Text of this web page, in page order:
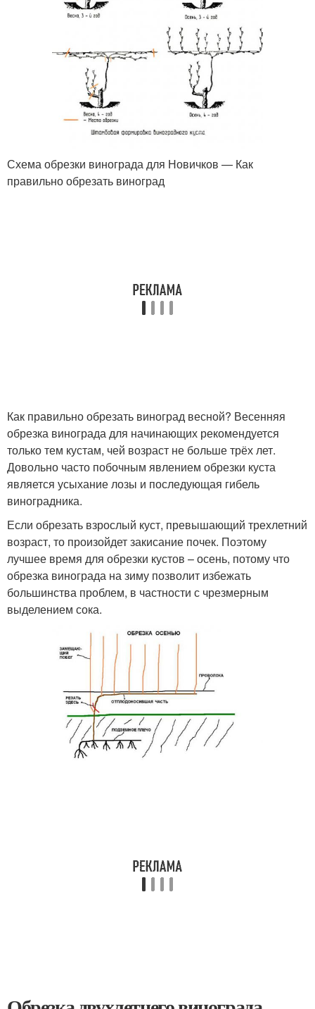
Схема обрезки винограда для Новичков — Как
правильно обрезать виноград
Как правильно обрезать виноград весной? Весенняя
обрезка винограда для начинающих рекомендуется
только тем кустам, чей возраст не больше трёх лет.
Довольно часто побочным явлением обрезки куста
является усыхание лозы и последующая гибель
виноградника.
Если обрезать взрослый куст, превышающий трехлетний
возраст, то произойдет закисание почек. Поэтому
лучшее время для обрезки кустов – осень, потому что
обрезка винограда на зиму позволит избежать
большинства проблем, в частности с чрезмерным
выделением сока.